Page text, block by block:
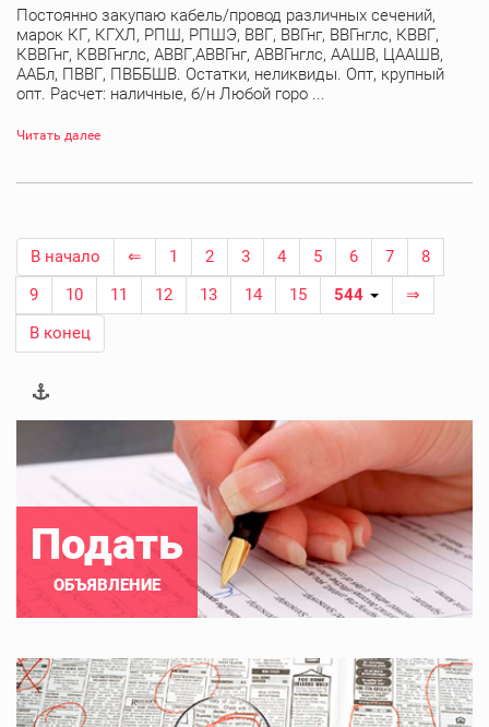
Постоянно закупаю кабель/провод различных сечений,
марок КГ, КГХЛ, РПШ, РПШЭ, ВВГ, ВВГнг, ВВГнглс, КВВГ,
КВВГнг, КВВГнглс, АВВГ,АВВГнг, АВВГнглс, ААШВ, ЦААШВ,
ААБл, ПВВГ, ПВББШВ. Остатки, неликвиды. Опт, крупный
опт. Расчет: наличные, б/н Любой горо ...
Читать далее
В начало ⇐ 1 2 3 4 5 6 7
8
9
10 11 12 13 14 15 544
⇒
В конец
Подать
ОБЪЯВЛЕНИЕ